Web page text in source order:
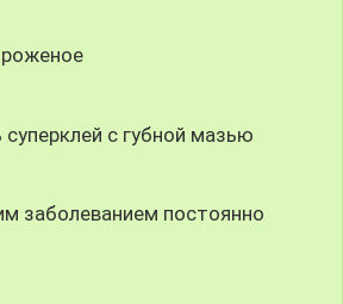
суперклей с губной мазью
заболеванием постоянно